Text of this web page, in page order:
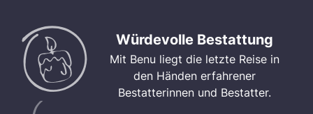
Würdevolle Bestattung
Mit Benu liegt die letzte Reise in
den Händen erfahrener
Bestatterinnen und Bestatter.